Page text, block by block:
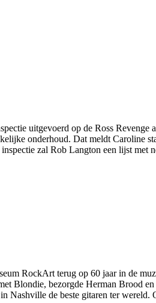
uitgevoerd op de Ross
onderhoud. Dat meldt Caroline
zal Rob Langton een lijst met
RockArt terug op 60 jaar in de
Blondie, bezorgde Herman Brood
Nashville de beste gitaren ter